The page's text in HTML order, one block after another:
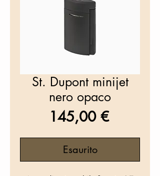
St. Dupont minijet
nero opaco
145,00 €Prezzo
Esaurito